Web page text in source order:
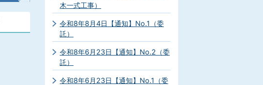
木一式工事）
令和8年8月4日【通知】No.1（委
託）
令和8年6月23日【通知】No.2（委
託）
令和8年6月23日【通知】No.1（委